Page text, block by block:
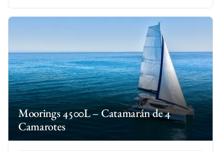
Moorings 4500L – Catamarán de 4
Camarotes